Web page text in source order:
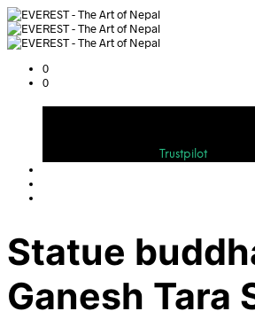
0
0
Trustpilot
Statue
Ganesh Tara